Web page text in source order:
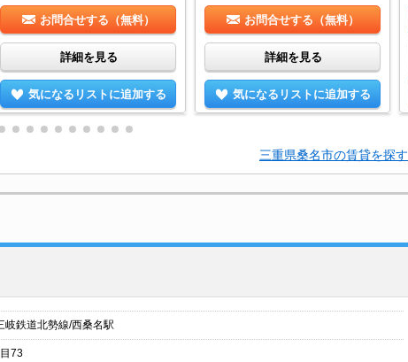
お問合せする（無料）
詳細を見る
気になるリストに追加する
お問合せする（無料）
詳細を見る
気になるリストに追加する
三重県桑名市の賃貸を探す
岐鉄道北勢線/西桑名駅
73